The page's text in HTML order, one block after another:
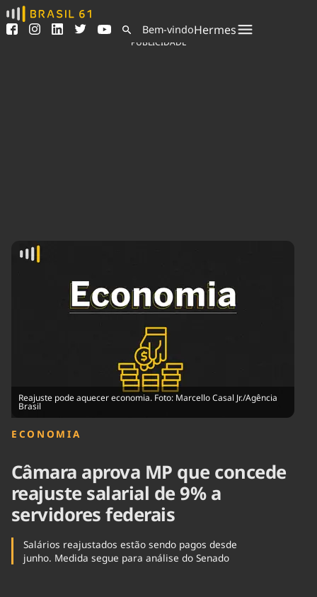
Ver todas as notícias
Podcasts
Indicadores
Agronegócios
Economia
Educação
Infraestrutura
Internacional
Podcast
Política
Saúde
Bem-vindoHermes
PUBLICIDADE
Reajuste pode aquecer economia. Foto: Marcello Casal Jr./Agência
Brasil
ECONOMIA
Câmara aprova MP que concede
reajuste salarial de 9% a
servidores federais
Salários reajustados estão sendo pagos desde
junho. Medida segue para análise do Senado